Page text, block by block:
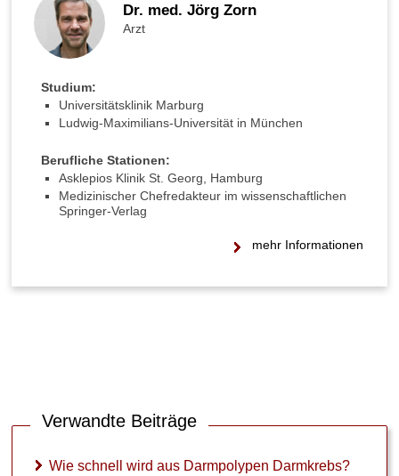
Dr. med. Jörg Zorn
Arzt
Studium:
Universitätsklinik Marburg
Ludwig-Maximilians-Universität in München
Berufliche Stationen:
Asklepios Klinik St. Georg, Hamburg
Medizinischer Chefredakteur im wissenschaftlichen
Springer-Verlag
mehr Informationen
Verwandte Beiträge
Wie schnell wird aus Darmpolypen Darmkrebs?
l
b
a
r
?
Symptome
Diagnostik